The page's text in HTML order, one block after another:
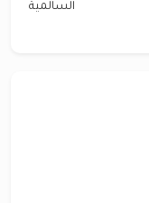
السالمية